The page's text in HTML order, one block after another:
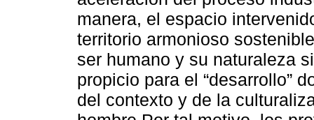
manera, el espacio
territorio armonioso
ser humano y su naturaleza
propicio para el “desarrollo”
del contexto y de la